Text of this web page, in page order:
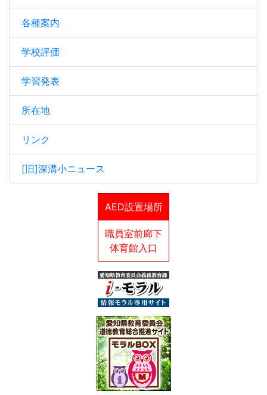
各種案内
学校評価
学習発表
所在地
リンク
[旧]深溝小ニュース
AED設置場所
職員室前廊下
体育館入口